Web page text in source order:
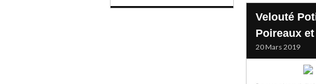
Velouté
Poireaux
20 Mars 2019